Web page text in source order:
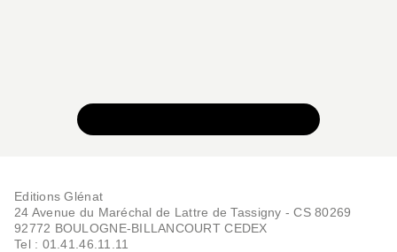
Editions Glénat
24 Avenue du Maréchal de Lattre de Tassigny - CS 80269
92772 BOULOGNE-BILLANCOURT CEDEX
Tel : 01.41.46.11.11